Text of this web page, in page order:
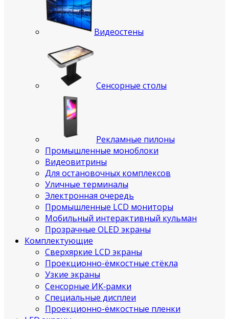
Видеостены
Сенсорные столы
Рекламные пилоны
Промышленные моноблоки
Видеовитрины
Для остановочных комплексов
Уличные терминалы
Электронная очередь
Промышленные LCD мониторы
Мобильный интерактивный кульман
Прозрачные OLED экраны
Комплектующие
Сверхяркие LCD экраны
Проекционно-ёмкостные стёкла
Узкие экраны
Сенсорные ИК‑рамки
Специальные дисплеи
Проекционно-ёмкостные пленки